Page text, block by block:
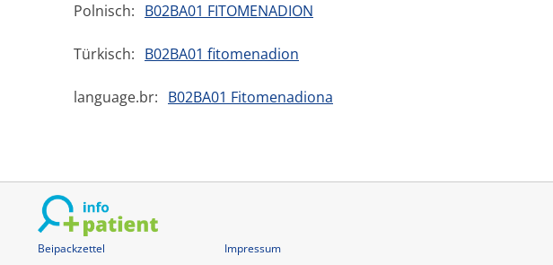
Polnisch: B02BA01 FITOMENADION
Türkisch: B02BA01 fitomenadion
language.br: B02BA01 Fitomenadiona
Beipackzettel
Impressum